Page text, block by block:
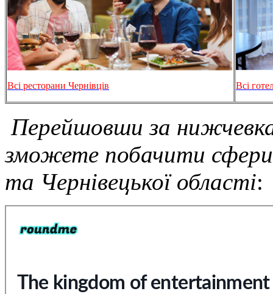
Всі ресторани Чернівців Всі
Перейшовши за
зможете побачити
та Чернівецької області: